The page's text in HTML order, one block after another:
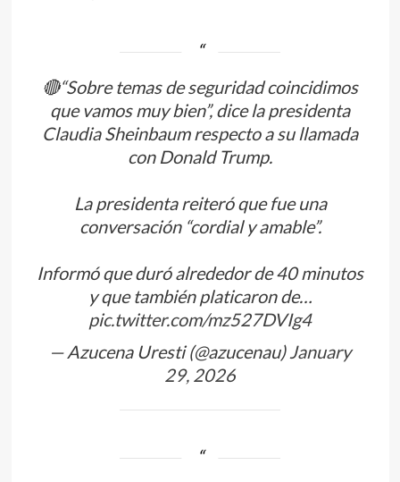
🔴“Sobre temas de seguridad coincidimos
que vamos muy bien”, dice la presidenta
Claudia Sheinbaum respecto a su llamada
con Donald Trump.
La presidenta reiteró que fue una
conversación “cordial y amable”.
Informó que duró alrededor de 40 minutos
y que también platicaron de…
pic.twitter.com/mz527DVIg4
— Azucena Uresti (@azucenau)January
29, 2026